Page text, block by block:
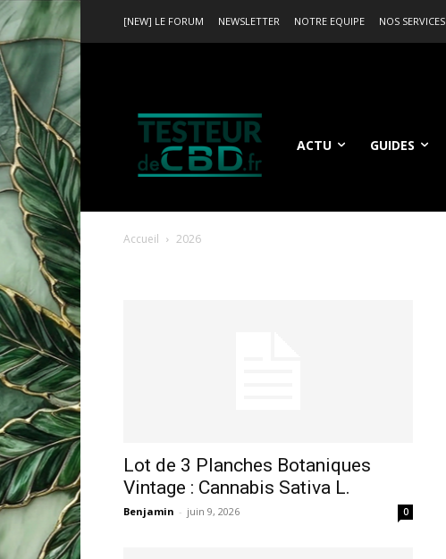
[NEW] LE FORUM NEWSLETTER NOTRE EQUIPE NOS SERVICES
ACTU GUIDES
Accueil 2026
Lot de 3 Planches Botaniques
Vintage : Cannabis Sativa L.
Benjamin - juin 9, 2026 0